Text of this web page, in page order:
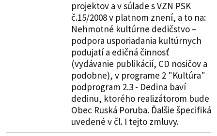
projektov a v súlade s VZN PSK
č.15/2008 v platnom znení, a to na:
Nehmotné kultúrne dedičstvo –
podpora usporiadania kultúrnych
podujatí a edičná činnosť
(vydávanie publikácií, CD nosičov a
podobne), v programe 2 "Kultúra"
podprogram 2.3 - Dedina baví
dedinu, ktorého realizátorom bude
Obec Ruská Poruba. Ďalšie špecifiká
uvedené v čl. I tejto zmluvy.